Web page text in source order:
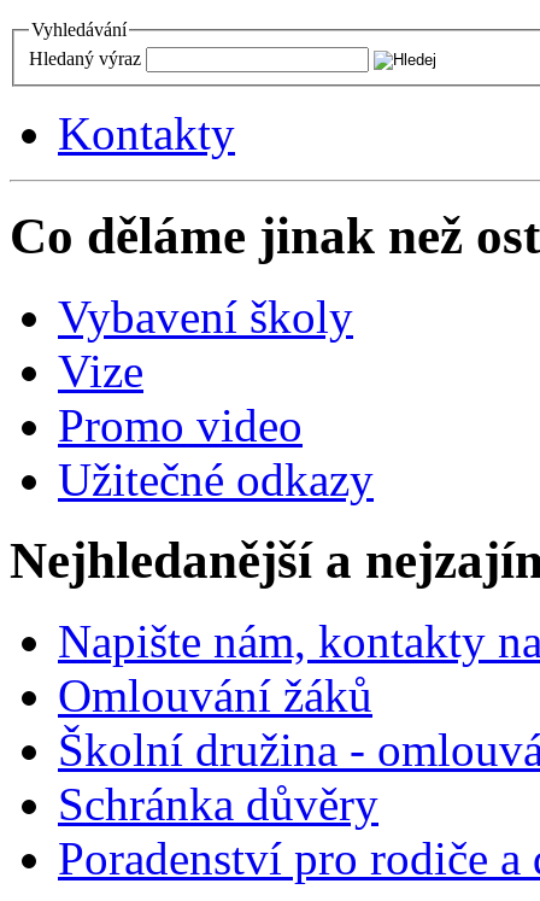
Vyhledávání
Hledaný výraz
Kontakty
Co děláme jinak než
Vybavení školy
Vize
Promo video
Užitečné odkazy
Nejhledanější a
Napište nám, kontakty
Omlouvání žáků
Školní družina -
Schránka důvěry
Poradenství pro rodiče